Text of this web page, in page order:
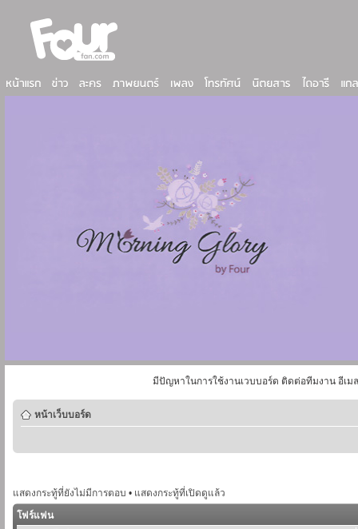
มีปัญหาในการใช้งานเวบบอร์ด ติดต่อทีมงาน อีเม
หน้าเว็บบอร์ด
แสดงกระทู้ที่ยังไม่มีการตอบ • แสดงกระทู้ที่เปิดดูแล้ว
โฟร์แฟน